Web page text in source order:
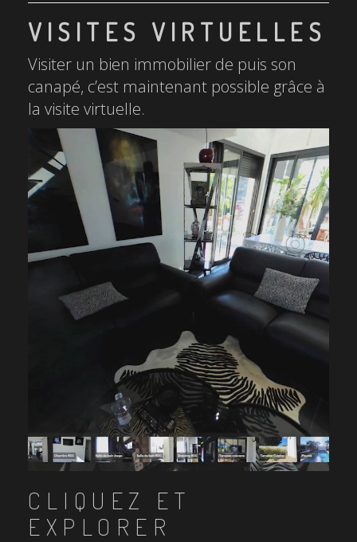
VISITES VIRTUELLES
Visiter un bien immobilier de puis son
canapé, c’est maintenant possible grâce à
la visite virtuelle.
CLIQUEZ ET
EXPLORER